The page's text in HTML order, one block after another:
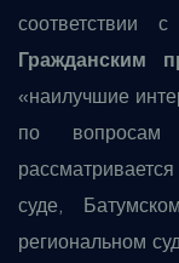
соответствии
Гражданским
«наилучшие
по
суде,
региональном